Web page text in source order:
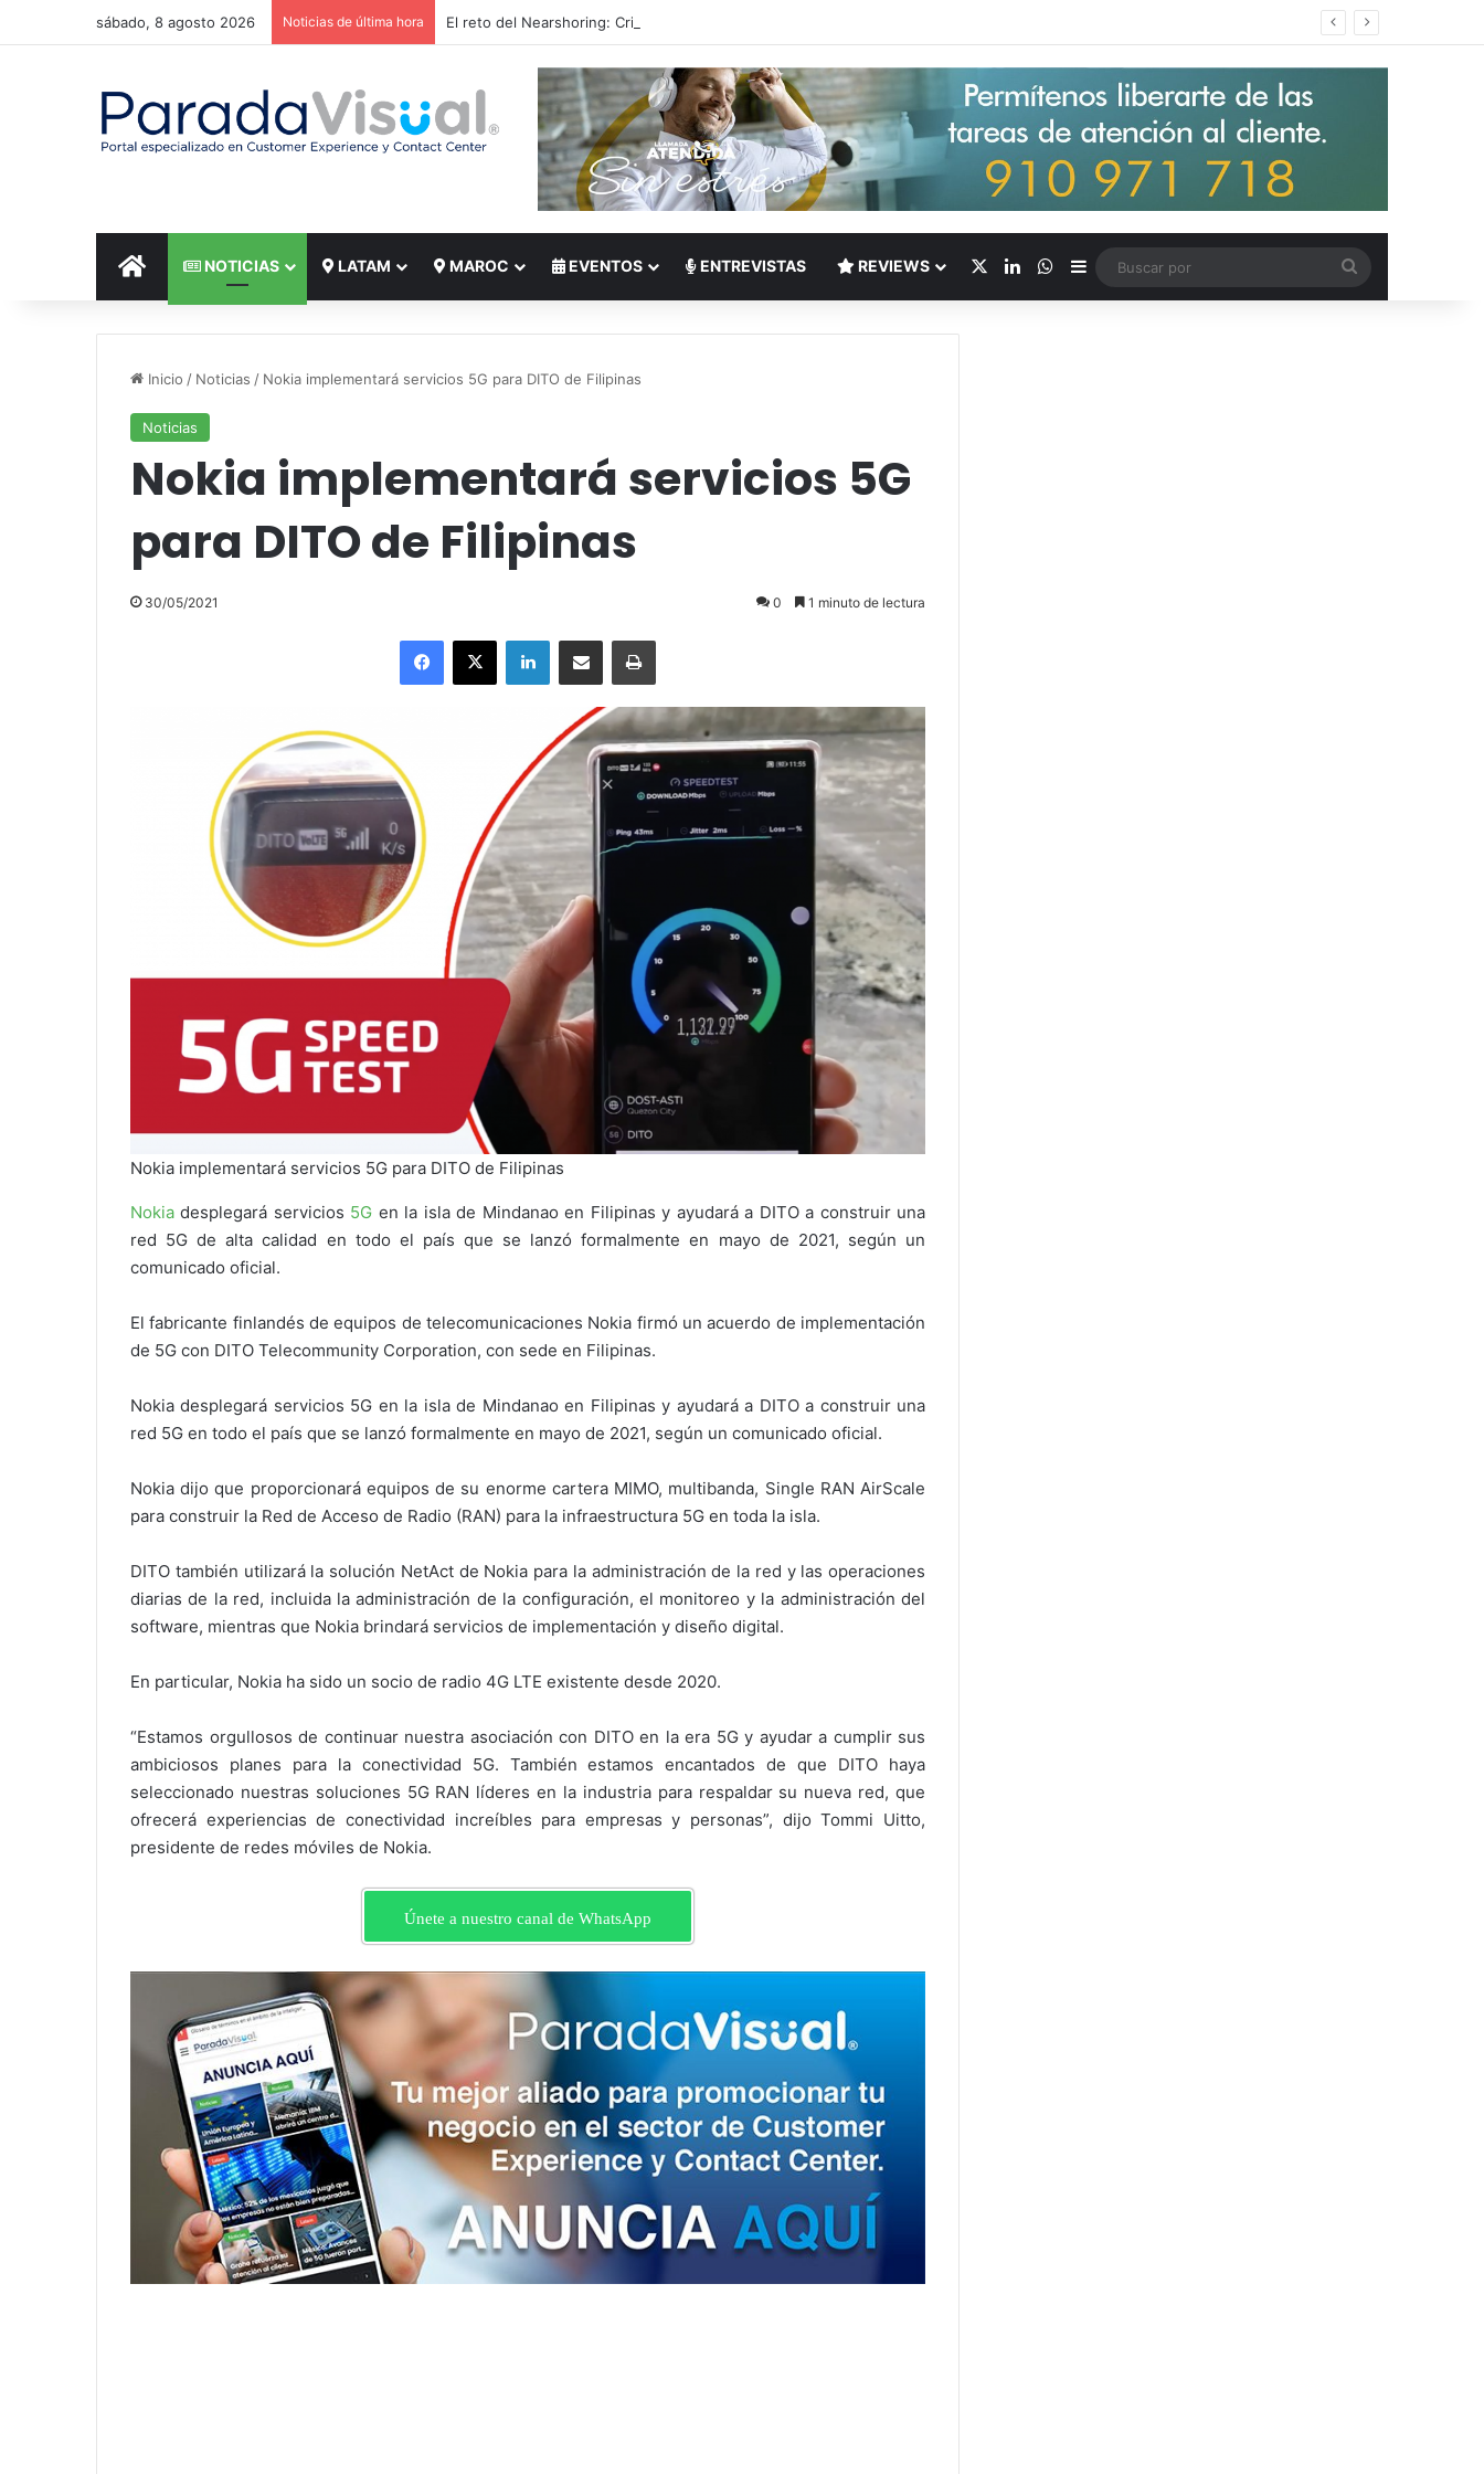
sábado, 8 agosto 2026 Noticias de última hora El reto del Nearshoring: Crisis de talento bilingüe en Centroamérica dispara los salarios de entrada un 15%
INICIO NOTICIAS LATAM MAROC EVENTOS ENTREVISTAS REVIEWS LinkedInWhatsApp
Barra lateral
por
Inicio / Noticias / Nokia implementará servicios 5G para DITO de Filipinas
Noticias
Nokia implementará servicios 5G
para DITO de Filipinas
30/05/2021 0 1 minuto de lectura
Facebook
X LinkedInCompartir por correo electrónicoImprimir
Nokia implementará servicios 5G para DITO de Filipinas
Nokia desplegará servicios 5G en la isla de Mindanao en Filipinas y ayudará a DITO a construir una
red 5G de alta calidad en todo el país que se lanzó formalmente en mayo de 2021, según un
comunicado oficial.
El fabricante finlandés de equipos de telecomunicaciones Nokia firmó un acuerdo de implementación
de 5G con DITO Telecommunity Corporation, con sede en Filipinas.
Nokia desplegará servicios 5G en la isla de Mindanao en Filipinas y ayudará a DITO a construir una
red 5G en todo el país que se lanzó formalmente en mayo de 2021, según un comunicado oficial.
Nokia dijo que proporcionará equipos de su enorme cartera MIMO, multibanda, Single RAN AirScale
para construir la Red de Acceso de Radio (RAN) para la infraestructura 5G en toda la isla.
DITO también utilizará la solución NetAct de Nokia para la administración de la red y las operaciones
diarias de la red, incluida la administración de la configuración, el monitoreo y la administración del
software, mientras que Nokia brindará servicios de implementación y diseño digital.
En particular, Nokia ha sido un socio de radio 4G LTE existente desde 2020.
“Estamos orgullosos de continuar nuestra asociación con DITO en la era 5G y ayudar a cumplir sus
ambiciosos planes para la conectividad 5G. También estamos encantados de que DITO haya
seleccionado nuestras soluciones 5G RAN líderes en la industria para respaldar su nueva red, que
ofrecerá experiencias de conectividad increíbles para empresas y personas”, dijo Tommi Uitto,
presidente de redes móviles de Nokia.
Únete a nuestro canal de WhatsApp